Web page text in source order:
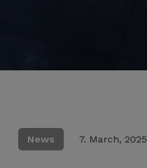
News 7. March, 2025